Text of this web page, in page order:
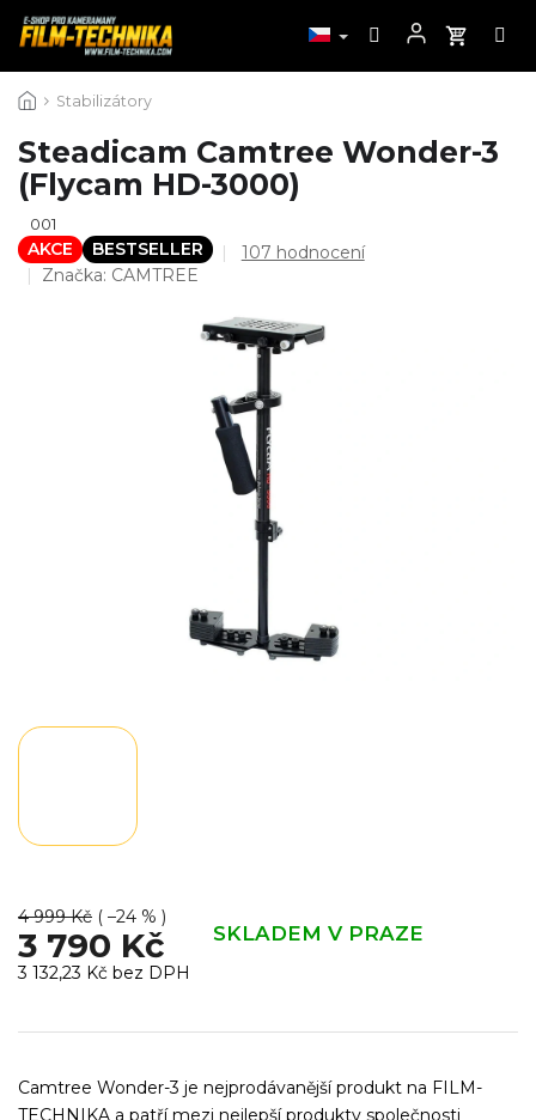
na
Stabilizátory
Steadicam Camtree Wonder-3
(Flycam HD-3000)
001
AKCE BESTSELLER
Průměrné
je
4,7
hvězdiček.
107 hodnocení
Značka: CAMTREE
4 999 Kč ( –24 % )
3 790 Kč SKLADEM V PRAZE
3 132,23 Kč bez DPH
cena:
Camtree Wonder-3 je nejprodávanější produkt na FILM-
TECHNIKA a patří mezi nejlepší produkty společnosti